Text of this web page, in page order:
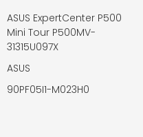
ASUS ExpertCenter P500
Mini Tour P500MV-
31315U097X
ASUS
90PF05I1-M023H0